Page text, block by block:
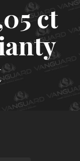
ct